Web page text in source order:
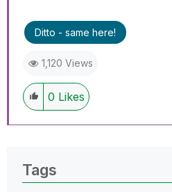
Ditto - same here!
1,120 Views
0 Likes
Tags